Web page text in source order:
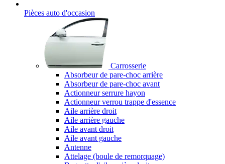
Pièces auto d'occasion
Carrosserie
Absorbeur de pare-choc arrière
Absorbeur de pare-choc avant
Actionneur serrure hayon
Actionneur verrou trappe d'essence
Aile arrière droit
Aile arrière gauche
Aile avant droit
Aile avant gauche
Antenne
Attelage (boule de remorquage)